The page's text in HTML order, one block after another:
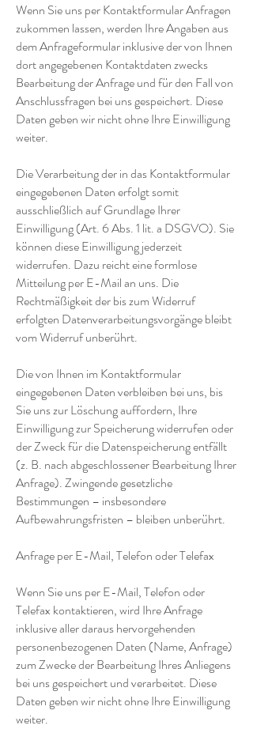
Wenn Sie uns per Kontaktformular Anfragen
zukommen lassen, werden Ihre Angaben aus
dem Anfrageformular inklusive der von Ihnen
dort angegebenen Kontaktdaten zwecks
Bearbeitung der Anfrage und für den Fall von
Anschlussfragen bei uns gespeichert. Diese
Daten geben wir nicht ohne Ihre Einwilligung
weiter.
Die Verarbeitung der in das Kontaktformular
eingegebenen Daten erfolgt somit
ausschließlich auf Grundlage Ihrer
Einwilligung (Art. 6 Abs. 1 lit. a DSGVO). Sie
können diese Einwilligung jederzeit
widerrufen. Dazu reicht eine formlose
Mitteilung per E-Mail an uns. Die
Rechtmäßigkeit der bis zum Widerruf
erfolgten Datenverarbeitungsvorgänge bleibt
vom Widerruf unberührt.
Die von Ihnen im Kontaktformular
eingegebenen Daten verbleiben bei uns, bis
Sie uns zur Löschung auffordern, Ihre
Einwilligung zur Speicherung widerrufen oder
der Zweck für die Datenspeicherung entfällt
(z. B. nach abgeschlossener Bearbeitung Ihrer
Anfrage). Zwingende gesetzliche
Bestimmungen – insbesondere
Aufbewahrungsfristen – bleiben unberührt.
Anfrage per E-Mail, Telefon oder Telefax
Wenn Sie uns per E-Mail, Telefon oder
Telefax kontaktieren, wird Ihre Anfrage
inklusive aller daraus hervorgehenden
personenbezogenen Daten (Name, Anfrage)
zum Zwecke der Bearbeitung Ihres Anliegens
bei uns gespeichert und verarbeitet. Diese
Daten geben wir nicht ohne Ihre Einwilligung
weiter.